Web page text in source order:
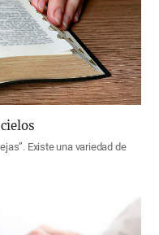
Existe una variedad de